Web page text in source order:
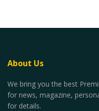
About Us
We bring you the best
for news, magazine,
for details.